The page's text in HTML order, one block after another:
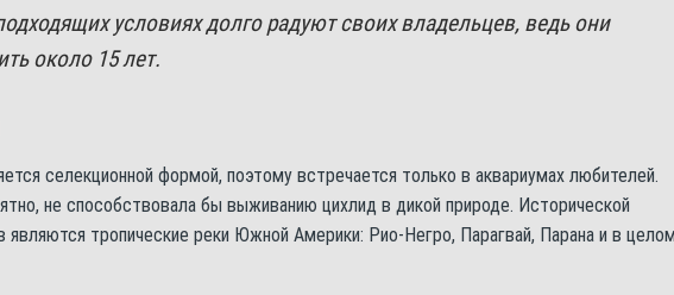
условиях долго радуют своих владельцев, ведь они
около 15 лет.
селекционной формой, поэтому встречается только в аквариумах любителей.
не способствовала бы выживанию цихлид в дикой природе. Исторической
являются тропические реки Южной Америки: Рио-Негро, Парагвай, Парана и в